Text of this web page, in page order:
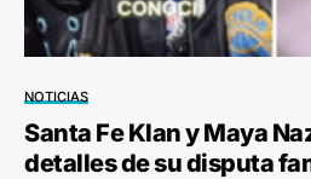
NOTICIAS
Santa Fe Klan y Maya
detalles de su disputa